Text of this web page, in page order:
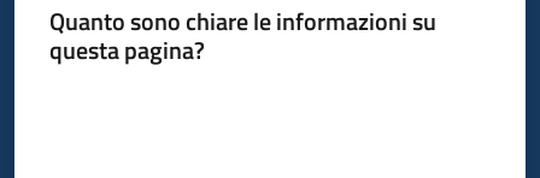
Quanto sono chiare le informazioni su
questa pagina?